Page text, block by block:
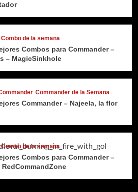
Combo de la semana
Combos para Commander –
– MagicSinkhole
Commander de la Semana
Commander – Najeela, la flor
Combo de la semana
Combos para Commander –
RedCommandZone